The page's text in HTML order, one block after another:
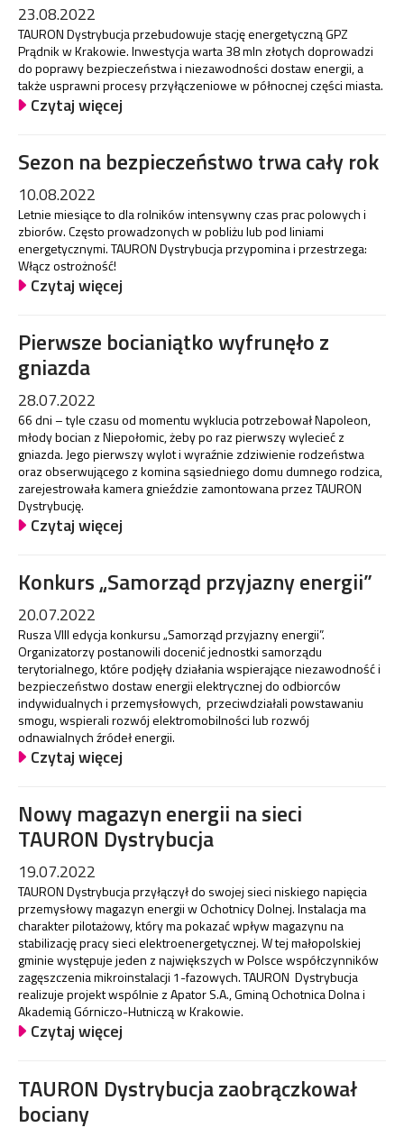
23.08.2022
TAURON Dystrybucja przebudowuje stację energetyczną GPZ
Prądnik w Krakowie. Inwestycja warta 38 mln złotych doprowadzi
do poprawy bezpieczeństwa i niezawodności dostaw energii, a
także usprawni procesy przyłączeniowe w północnej części miasta.
Czytaj więcej
Sezon na bezpieczeństwo trwa cały rok
10.08.2022
Letnie miesiące to dla rolników intensywny czas prac polowych i
zbiorów. Często prowadzonych w pobliżu lub pod liniami
energetycznymi. TAURON Dystrybucja przypomina i przestrzega:
Włącz ostrożność!
Czytaj więcej
Pierwsze bocianiątko wyfrunęło z
gniazda
28.07.2022
66 dni – tyle czasu od momentu wyklucia potrzebował Napoleon,
młody bocian z Niepołomic, żeby po raz pierwszy wylecieć z
gniazda. Jego pierwszy wylot i wyraźnie zdziwienie rodzeństwa
oraz obserwującego z komina sąsiedniego domu dumnego rodzica,
zarejestrowała kamera gnieździe zamontowana przez TAURON
Dystrybucję.
Czytaj więcej
Konkurs „Samorząd przyjazny energii”
20.07.2022
Rusza VIII edycja konkursu „Samorząd przyjazny energii”.
Organizatorzy postanowili docenić jednostki samorządu
terytorialnego, które podjęły działania wspierające niezawodność i
bezpieczeństwo dostaw energii elektrycznej do odbiorców
indywidualnych i przemysłowych, przeciwdziałali powstawaniu
smogu, wspierali rozwój elektromobilności lub rozwój
odnawialnych źródeł energii.
Czytaj więcej
Nowy magazyn energii na sieci
TAURON Dystrybucja
19.07.2022
TAURON Dystrybucja przyłączył do swojej sieci niskiego napięcia
przemysłowy magazyn energii w Ochotnicy Dolnej. Instalacja ma
charakter pilotażowy, który ma pokazać wpływ magazynu na
stabilizację pracy sieci elektroenergetycznej. W tej małopolskiej
gminie występuje jeden z największych w Polsce współczynników
zagęszczenia mikroinstalacji 1-fazowych. TAURON Dystrybucja
realizuje projekt wspólnie z Apator S.A., Gminą Ochotnica Dolna i
Akademią Górniczo-Hutniczą w Krakowie.
Czytaj więcej
TAURON Dystrybucja zaobrączkował
bociany